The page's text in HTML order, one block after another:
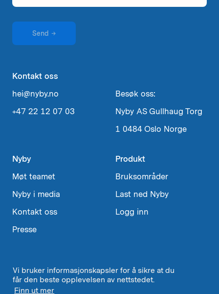
Vi bruker informasjonskapsler for å sikre at du
får den beste opplevelsen av nettstedet.
Finn ut mer
postadresse
Send →
Kontakt oss
hei@nyby.no
+47 22 12 07 03
Besøk oss:
Nyby AS Gullhaug Torg
1 0484 Oslo Norge
Nyby
Møt teamet
Nyby i media
Kontakt oss
Presse
Produkt
Bruksområder
Last ned Nyby
Logg inn
Velg
språk
Norsk ↓